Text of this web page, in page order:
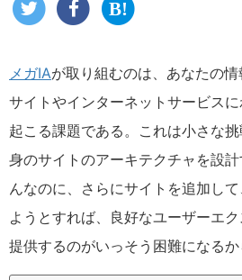
メガIAが取り組むのは、あなたの
サイトやインターネットサービス
起こる課題である。これは小さな
身のサイトのアーキテクチャを設
んなのに、さらにサイトを追加し
ようとすれば、良好なユーザーエ
提供するのがいっそう困難になるか